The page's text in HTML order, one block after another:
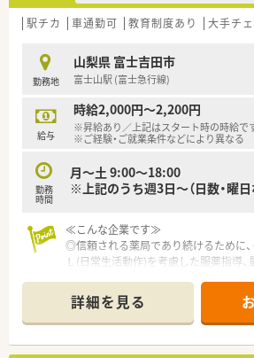
駅チカ 車通勤可 教育制度あり 大手チ
勤務地
山梨県 富士吉田市
富士山駅 (富士急行線)
給与
時給2,000円～2,200円
※昇給あり／上記はスタート時の時給で
※ご経験・ご就業条件などにより異なる
勤務
時間
月～土 9:00～18:00
※上記のうち週3日～（日数・曜日
≪こんな企業です≫
◎信頼される薬局であり続けるために、
Ｌ(日常生活動作)を考慮した服薬指導
◎社外から講師を招き、地域の皆様へ予
域と人を結びつける活動をしています
◎疾患別・リスクマネジメント・在宅
意しています
詳細を見る